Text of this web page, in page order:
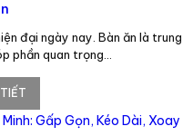
đại ngày nay. Bàn ăn là trung
phần quan trọng…